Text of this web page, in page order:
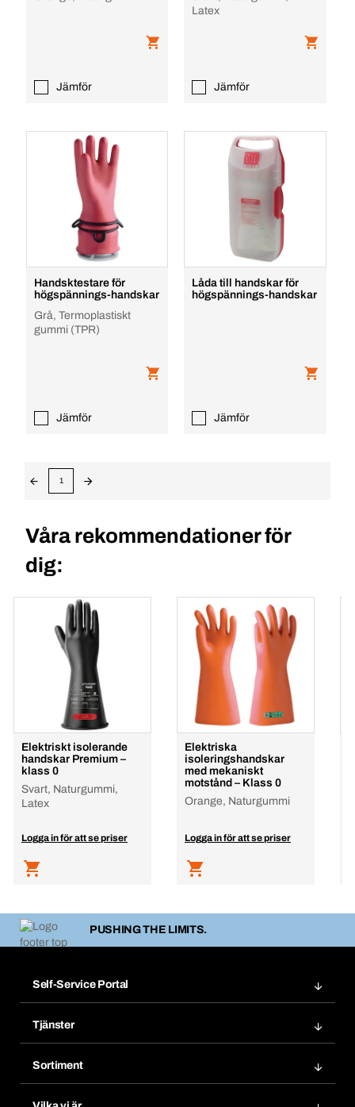
Jämför
Latex
Jämför
Handsktestare för
högspännings-handskar
Grå, Termoplastiskt
gummi (TPR)
Jämför
Låda till handskar för
högspännings-handskar
Jämför
1
Våra rekommendationer för
dig:
Elektriskt isolerande
handskar Premium –
klass 0
Svart, Naturgummi,
Latex
Logga in för att se priser
Elektriska
isoleringshandskar
med mekaniskt
motstånd – Klass 0
Orange, Naturgummi
Logga in för att se priser
PUSHING THE LIMITS.
Self-Service Portal
Mina produkter
Prenumeration
Tjänster
Chemical Management
Sortiment